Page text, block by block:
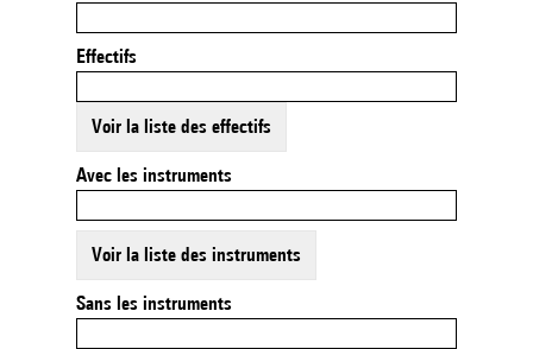
Effectifs
Voir la liste des effectifs
Avec les instruments
Voir la liste des instruments
Sans les instruments